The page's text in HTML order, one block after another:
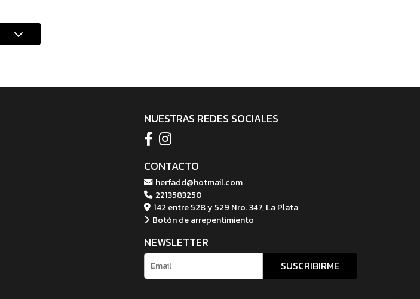
NUESTRAS REDES SOCIALES
CONTACTO
herfadd@hotmail.com
2213583250
142 entre 528 y 529 Nro. 347, La Plata
Botón de arrepentimiento
NEWSLETTER
SUSCRIBIRME